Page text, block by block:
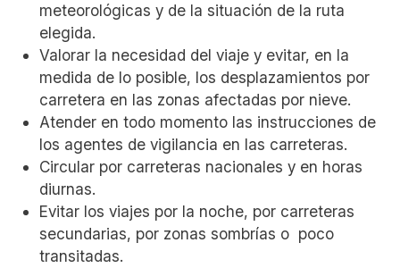
meteorológicas y de la situación de la ruta
elegida.
Valorar la necesidad del viaje y evitar, en la
medida de lo posible, los desplazamientos por
carretera en las zonas afectadas por nieve.
Atender en todo momento las instrucciones de
los agentes de vigilancia en las carreteras.
Circular por carreteras nacionales y en horas
diurnas.
Evitar los viajes por la noche, por carreteras
secundarias, por zonas sombrías o poco
transitadas.